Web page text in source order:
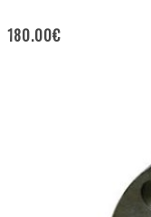
180.00€